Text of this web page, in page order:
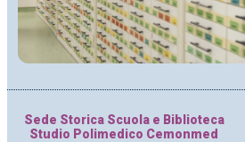
Sede Storica Scuola e Biblioteca
Studio Polimedico Cemonmed